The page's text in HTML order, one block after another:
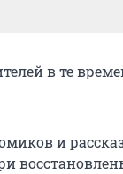
в те
и